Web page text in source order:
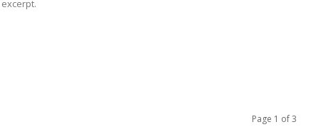
Page 1 of 3